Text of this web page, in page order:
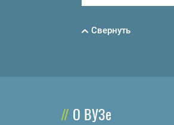
Свернуть
О ВУЗе